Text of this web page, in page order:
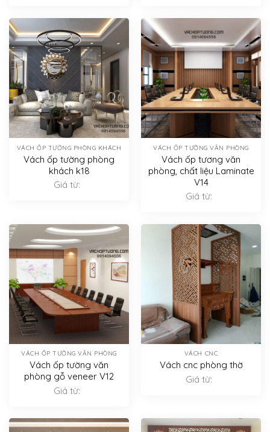
VÁCH ỐP TƯỜNG PHÒNG KHÁCH
Vách ốp tường phòng
khách k18
Giá từ:
VÁCH ỐP TƯỜNG VĂN PHÒNG
Vách ốp tương văn
phòng, chất liệu Laminate
V14
Giá từ:
VÁCH ỐP TƯỜNG VĂN PHÒNG
Vách ốp tường văn
phòng gỗ veneer V12
Giá từ:
VÁCH CNC
Vách cnc phòng thờ
Giá từ: